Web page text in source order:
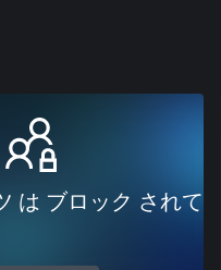
は ブロック されて